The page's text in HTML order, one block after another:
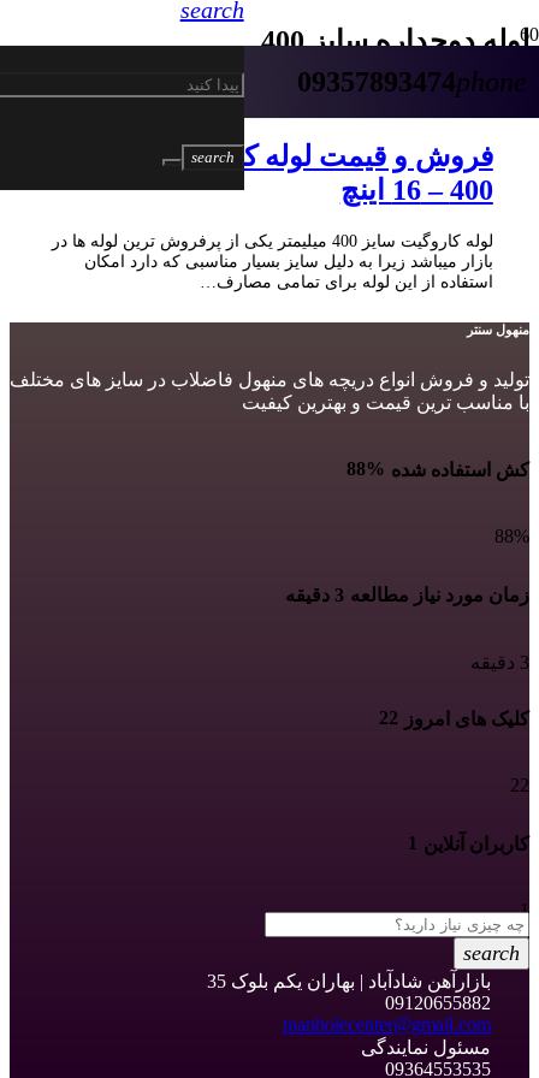
09357893474phone
search
search
لوله دوجداره سایز 400
فروش و قیمت لوله کاروگیت سایز
400 – 16 اینچ
لوله کاروگیت سایز 400 میلیمتر یکی از پرفروش ترین لوله ها در
بازار میباشد زیرا به دلیل سایز بسیار مناسبی که دارد امکان
استفاده از این لوله برای تمامی مصارف…
منهول سنتر
تولید و فروش انواع دریچه های منهول فاضلاب در سایز های مختلف
با مناسب ترین قیمت و بهترین کیفیت
کش استفاده شده 88%
88%
زمان مورد نیاز مطالعه 3 دقیقه
3 دقیقه
کلیک های امروز 22
22
کاربران آنلاین 1
1
search
بازارآهن شادآباد | بهاران یکم بلوک 35
09120655882
manholecenter@gmail.com
مسئول نمایندگی
09364553535